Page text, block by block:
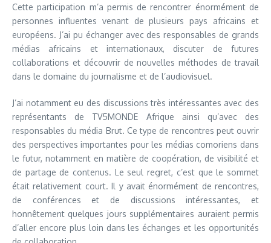
Cette participation m’a permis de rencontrer énormément de
personnes influentes venant de plusieurs pays africains et
européens. J’ai pu échanger avec des responsables de grands
médias africains et internationaux, discuter de futures
collaborations et découvrir de nouvelles méthodes de travail
dans le domaine du journalisme et de l’audiovisuel.
J’ai notamment eu des discussions très intéressantes avec des
représentants de TV5MONDE Afrique ainsi qu’avec des
responsables du média Brut. Ce type de rencontres peut ouvrir
des perspectives importantes pour les médias comoriens dans
le futur, notamment en matière de coopération, de visibilité et
de partage de contenus. Le seul regret, c’est que le sommet
était relativement court. Il y avait énormément de rencontres,
de conférences et de discussions intéressantes, et
honnêtement quelques jours supplémentaires auraient permis
d’aller encore plus loin dans les échanges et les opportunités